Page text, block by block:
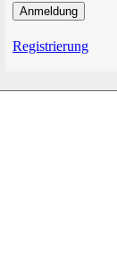
Registrierung